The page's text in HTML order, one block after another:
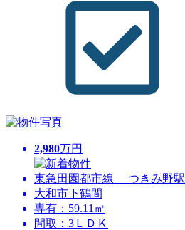
2,980万円
東急田園都市線 つきみ野駅
大和市下鶴間
専有：59.11㎡
間取：3ＬＤＫ